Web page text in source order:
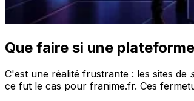
Que faire si une
C'est une réalité frustrante : les sites de
ce fut le cas pour franime.fr. Ces